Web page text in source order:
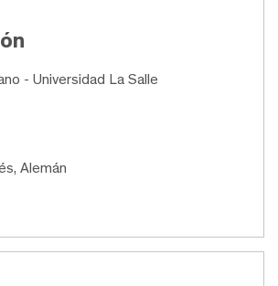
- Universidad La Salle
Alemán